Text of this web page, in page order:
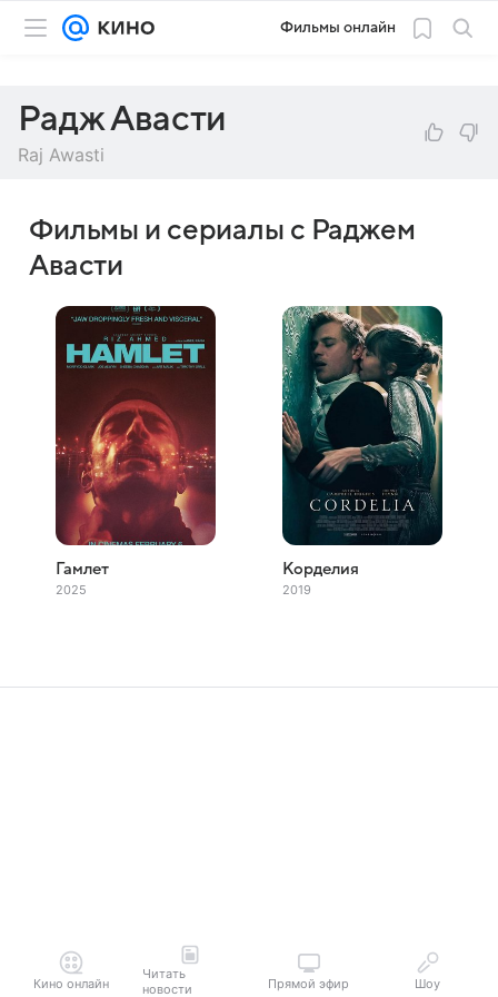
Фильмы онлайн
Радж Авасти
Raj Awasti
Фильмы и сериалы с Раджем
Авасти
Гамлет
2025
Корделия
2019
Кино онлайн
Читать
новости
Прямой эфир Шоу